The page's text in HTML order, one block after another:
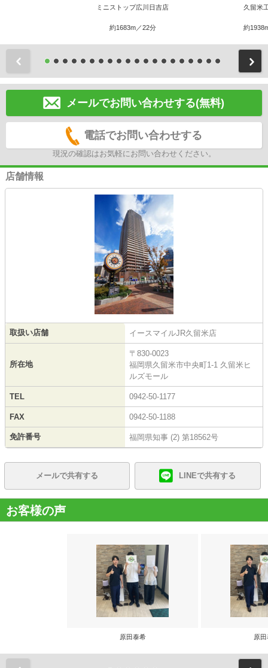
ミニストップ広川日吉店
約1683m／22分
久留米
約
メールでお問い合わせする(無料)
電話でお問い合わせする
現況の確認はお気軽にお問い合わせください。
店舗情報
取扱い店舗 イースマイルJR久留米店
所在地
〒830-0023
福岡県久留米市中央町1-1 久留米ヒ
ルズモール
TEL 0942-50-1177
FAX 0942-50-1188
免許番号 福岡県知事 (2) 第18562号
メールで共有する LINEで共有する
お客様の声
原田泰希 原